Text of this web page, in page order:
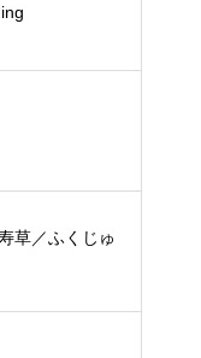
草／ふくじゅ